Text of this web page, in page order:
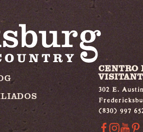
CENTRO
302 E.
(830) 997